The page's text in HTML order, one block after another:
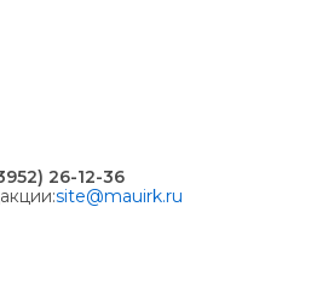
26-12-36
site@mauirk.ru